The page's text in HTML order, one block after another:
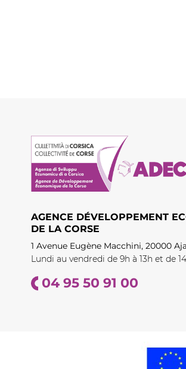
AGENCE DÉVELOPPEMENT
DE LA CORSE
1 Avenue Eugène Macchini, 20000
Lundi au vendredi de 9h à 13h et de
04 95 50 91 00